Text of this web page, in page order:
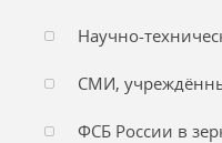
Научно-
СМИ,
ФСБ России в